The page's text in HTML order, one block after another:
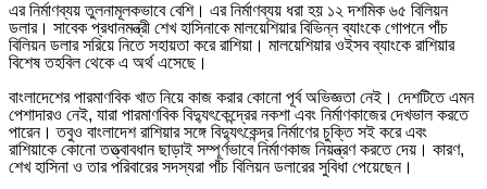
এর নির্মাণব্যয় তুলনামূলকভাবে বেশি। এর নির্মাণব্যয় ধরা হয় ১২ দশমিক ৬৫ বিলিয়ন
ডলার। সাবেক প্রধানমন্ত্রী শেখ হাসিনাকে মালয়েশিয়ার বিভিন্ন ব্যাংকে গোপনে পাঁচ
বিলিয়ন ডলার সরিয়ে নিতে সহায়তা করে রাশিয়া। মালয়েশিয়ার ওইসব ব্যাংকে রাশিয়ার
বিশেষ তহবিল থেকে এ অর্থ এসেছে।
বাংলাদেশের পারমাণবিক খাত নিয়ে কাজ করার কোনো পূর্ব অভিজ্ঞতা নেই। দেশটিতে এমন
পেশাদারও নেই, যারা পারমাণবিক বিদ্যুৎকেন্দ্রের নকশা এবং নির্মাণকাজের দেখভাল করতে
পারেন। তবুও বাংলাদেশ রাশিয়ার সঙ্গে বিদ্যুৎকেন্দ্র নির্মাণের চুক্তি সই করে এবং
রাশিয়াকে কোনো তত্ত্বাবধান ছাড়াই সম্পূর্ণভাবে নির্মাণকাজ নিয়ন্ত্রণ করতে দেয়। কারণ,
শেখ হাসিনা ও তার পরিবারের সদস্যরা পাঁচ বিলিয়ন ডলারের সুবিধা পেয়েছেন।